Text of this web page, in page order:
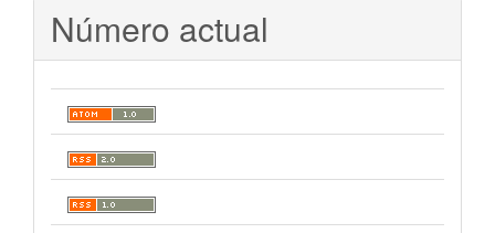
Número actual